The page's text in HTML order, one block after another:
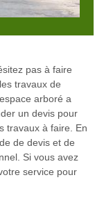
pas à faire
travaux de
arboré a
un devis pour
travaux à faire. En
de devis et de
Si vous avez
service pour